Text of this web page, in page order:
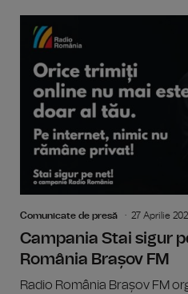
Comunicate de presă 27 Aprilie
Campania Stai sigur
România Brașov FM
Radio România Brașov FM